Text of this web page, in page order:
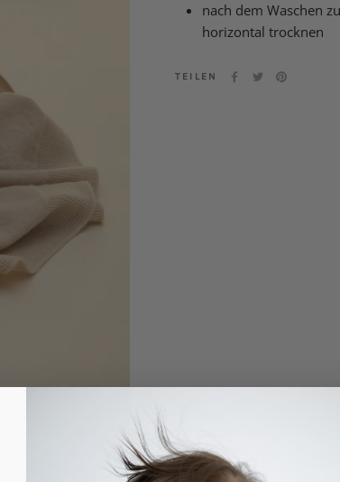
nach dem Waschen
horizontal trocknen
TEILEN